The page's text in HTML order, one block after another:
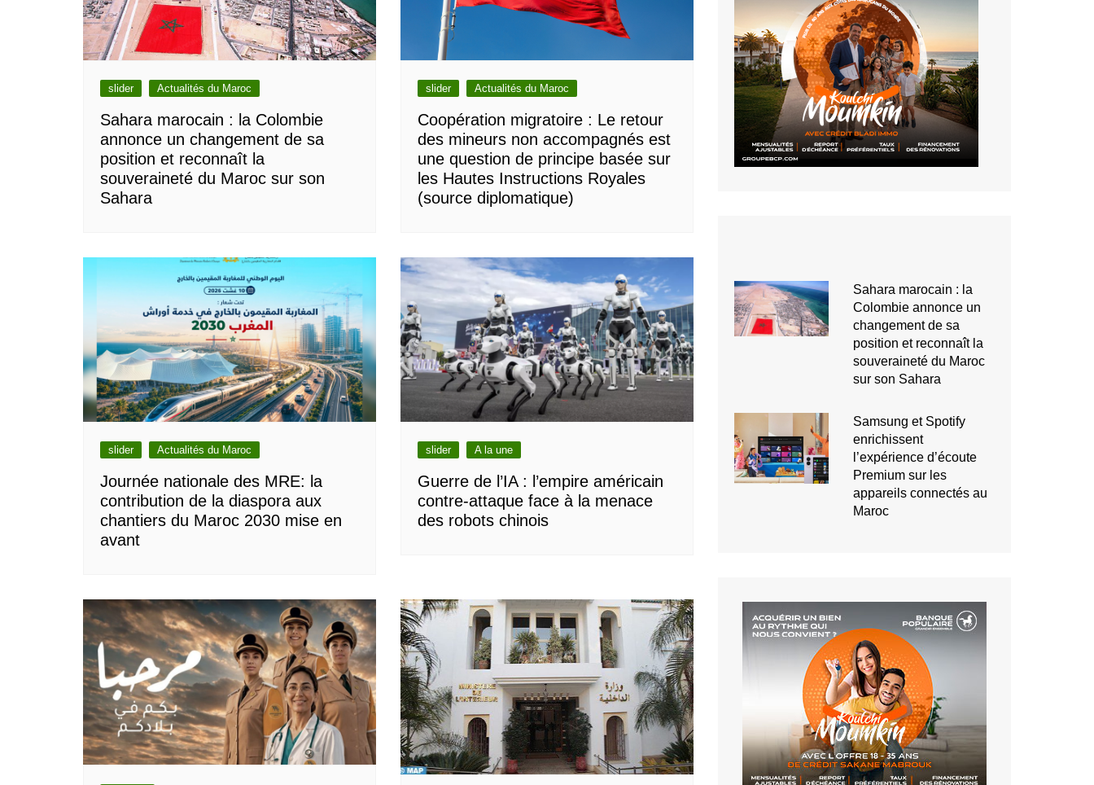
slider Actualités du Maroc
Sahara marocain : la Colombie
annonce un changement de sa
position et reconnaît la
souveraineté du Maroc sur son
Sahara
slider Actualités du Maroc
Coopération migratoire : Le retour
des mineurs non accompagnés est
une question de principe basée sur
les Hautes Instructions Royales
(source diplomatique)
slider Actualités du Maroc
Journée nationale des MRE: la
contribution de la diaspora aux
chantiers du Maroc 2030 mise en
avant
slider A la une
Guerre de l’IA : l’empire américain
contre-attaque face à la menace
des robots chinois
Sahara marocain : la
Colombie annonce un
changement de sa
position et reconnaît la
souveraineté du Maroc
sur son Sahara
Samsung et Spotify
enrichissent
l’expérience d’écoute
Premium sur les
appareils connectés au
Maroc